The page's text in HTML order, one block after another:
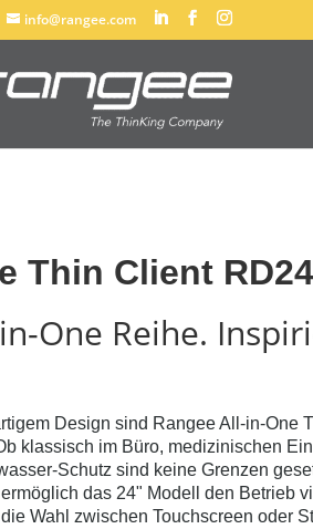
info@rangee.com
Thin Client
One Reihe.
Design sind Rangee All-in-One
klassisch im Büro, medizinischen
Schutz sind keine Grenzen
das 24" Modell den Betrieb
Wahl zwischen Touchscreen oder